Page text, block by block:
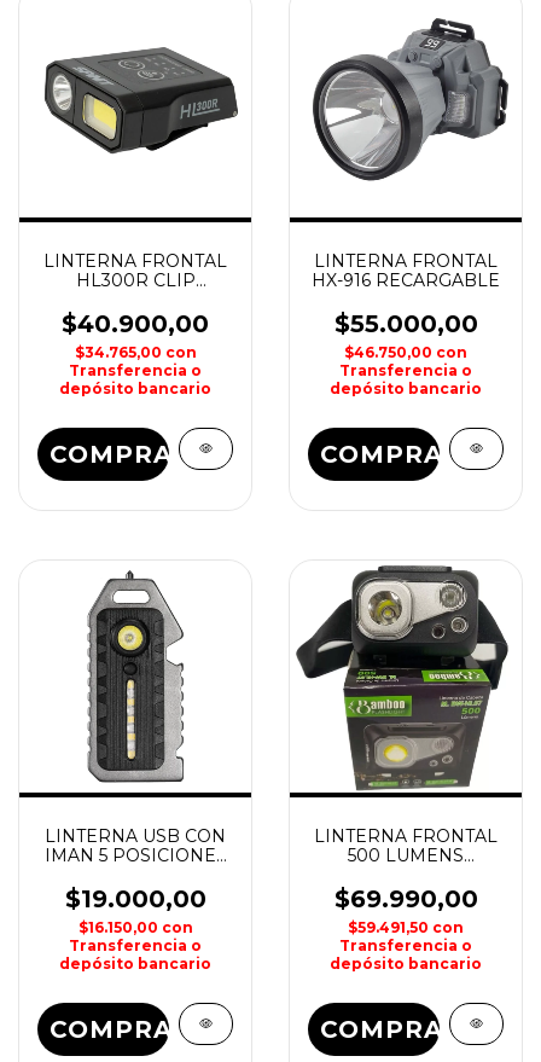
LINTERNA FRONTAL
HL300R CLIP
$40.900,00
$34.765,00 con
Transferencia o
depósito bancario
COMPRAR
LINTERNA FRONTAL
HX-916 RECARGABLE
$55.000,00
$46.750,00 con
Transferencia o
depósito bancario
COMPRAR
LINTERNA USB CON
IMAN 5 POSICIONES
$19.000,00
$16.150,00 con
Transferencia o
depósito bancario
COMPRAR
LINTERNA FRONTAL
500 LUMENS
HL07 BAMBOO
$69.990,00
$59.491,50 con
Transferencia o
depósito bancario
COMPRAR